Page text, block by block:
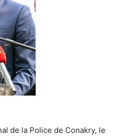
de la Police de Conakry, le